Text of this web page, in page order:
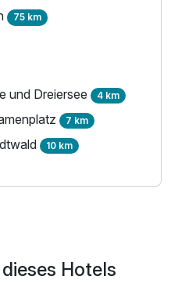
75 km
und Dreiersee 4 km
7 km
10 km
Hotels